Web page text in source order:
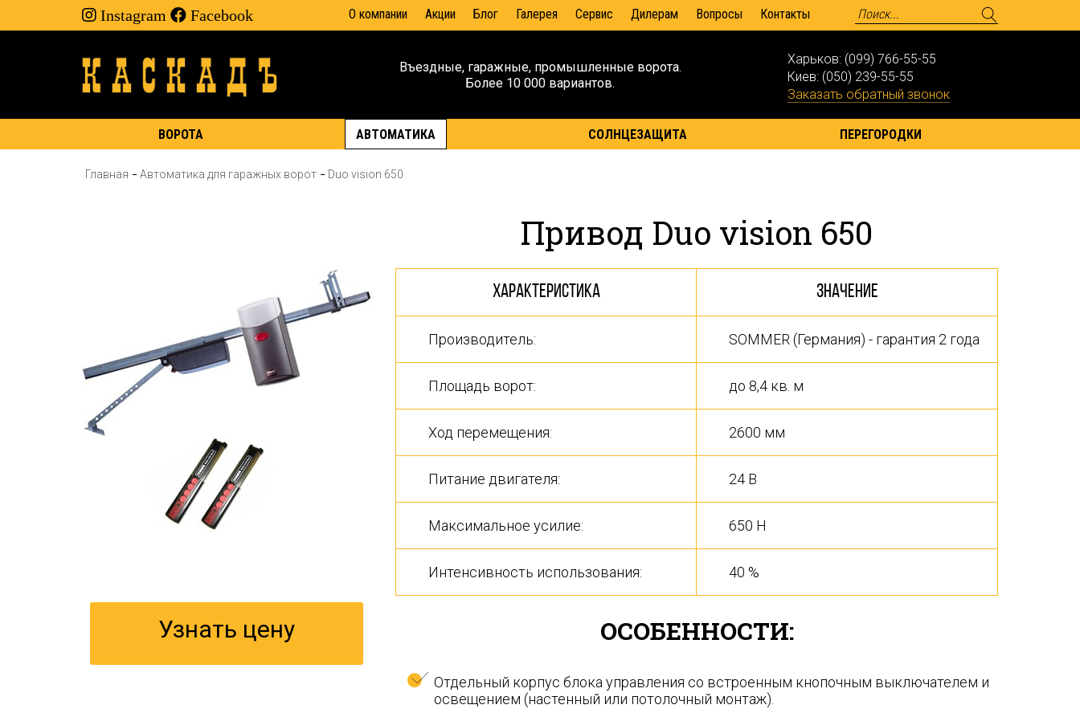
Instagram Facebook О компании Акции Блог Галерея Сервис Дилерам Вопросы Контакты
Въездные, гаражные, промышленные ворота.
Более 10 000 вариантов.
Харьков: (099) 766-55-55
Киев: (050) 239-55-55
Заказать обратный звонок
ВОРОТА АВТОМАТИКА СОЛНЦЕЗАЩИТА ПЕРЕГОРОДКИ
Главная Автоматика для гаражных ворот Duo vision 650
Узнать цену
Привод Duo vision 650
Характеристика Значение
Производитель: SOMMER (Германия) - гарантия 2 года
Площадь ворот: до 8,4 кв. м
Ход перемещения: 2600 мм
Питание двигателя: 24 В
Максимальное усилие: 650 Н
Интенсивность использования: 40 %
ОСОБЕННОСТИ:
Отдельный корпус блока управления со встроенным кнопочным выключателем и
освещением (настенный или потолочный монтаж).